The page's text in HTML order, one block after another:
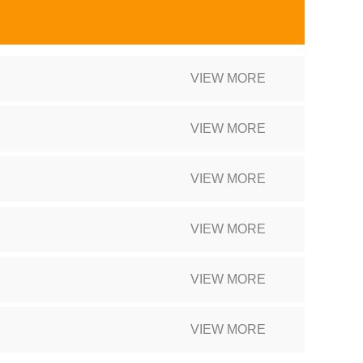
VIEW MORE
VIEW MORE
VIEW MORE
VIEW MORE
VIEW MORE
VIEW MORE